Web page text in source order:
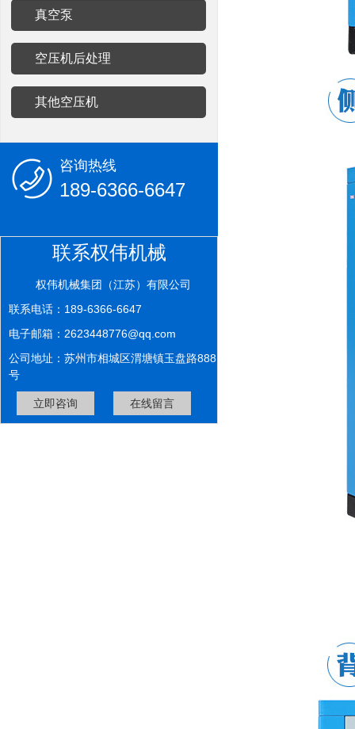
真空泵
空压机后处理
其他空压机
咨询热线
189-6366-6647
联系权伟机械
权伟机械集团（江苏）有限公司
联系电话：189-6366-6647
电子邮箱：2623448776@qq.com
公司地址：苏州市相城区渭塘镇玉盘路888
号
立即咨询 在线留言